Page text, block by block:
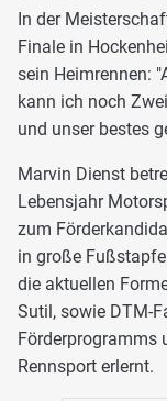
In der
Finale in
sein Heimrennen:
kann ich noch
und unser bestes
Marvin Dienst
Lebensjahr
zum
in große
die aktuellen
Sutil, sowie DTM-
Förderprogramms
Rennsport erlernt.